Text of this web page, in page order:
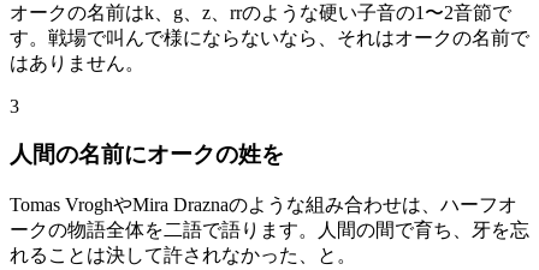
オークの名前はk、g、z、rrのような硬い子音の1〜2音節で
す。戦場で叫んで様にならないなら、それはオークの名前で
はありません。
3
人間の名前にオークの姓を
Tomas VroghやMira Draznaのような組み合わせは、ハーフオ
ークの物語全体を二語で語ります。人間の間で育ち、牙を忘
れることは決して許されなかった、と。